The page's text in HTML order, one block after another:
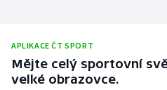
APLIKACE ČT SPORT
Mějte celý sportovní
velké obrazovce.